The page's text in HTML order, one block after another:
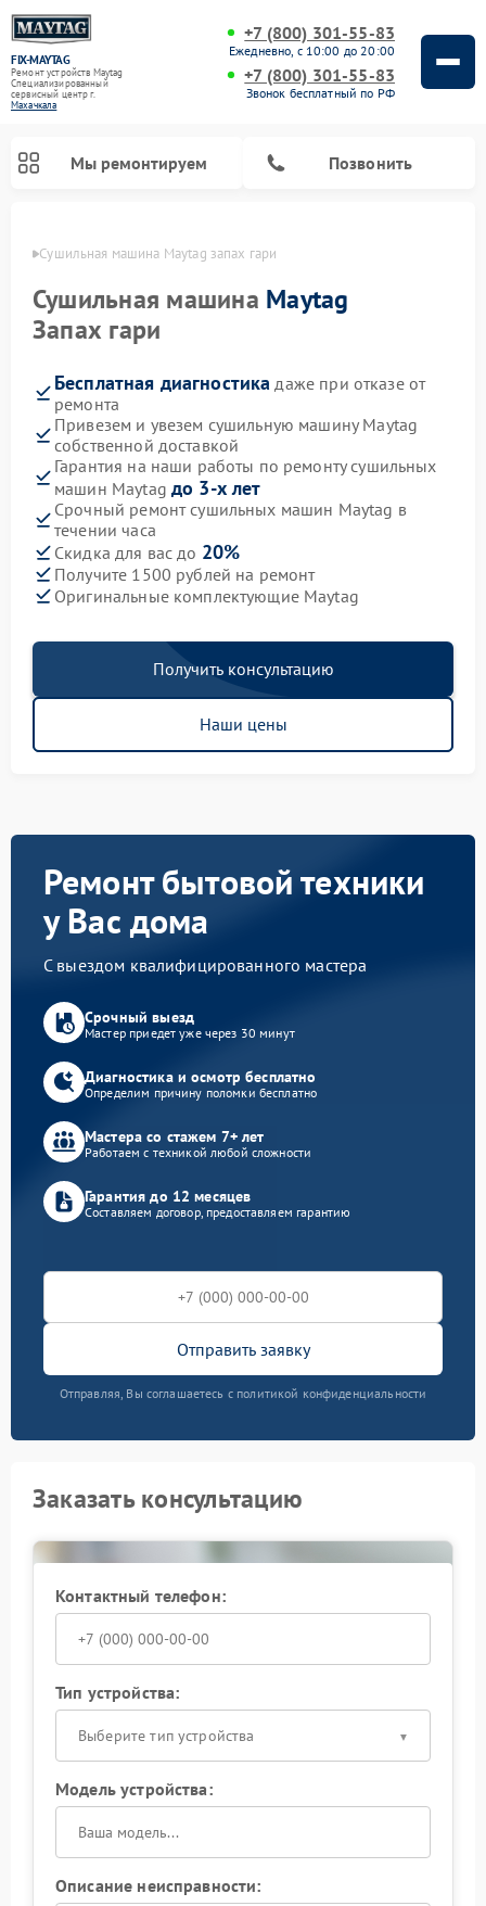
FIX-MAYTAG
Ремонт устройств Maytag
Специализированный
cервисный центр г.
Махачкала
+7 (800) 301-55-83
Ежедневно, с 10:00 до 20:00
+7 (800) 301-55-83
Звонок бесплатный по РФ
Мы ремонтируем Позвонить
Сушильная машина Maytag запах гари
Сушильная машина Maytag
Запах гари
Бесплатная диагностика даже при отказе от
ремонта
Привезем и увезем сушильную машину Maytag
собственной доставкой
Гарантия на наши работы по ремонту сушильных
машин Maytag до 3-х лет
Срочный ремонт сушильных машин Maytag в
течении часа
Скидка для вас до 20%
Получите 1500 рублей на ремонт
Оригинальные комплектующие Maytag
Получить консультацию
Наши цены
Ремонт бытовой техники
у Вас дома
С выездом квалифицированного мастера
Срочный выезд
Мастер приедет уже через 30 минут
Диагностика и осмотр бесплатно
Определим причину поломки бесплатно
Мастера со стажем 7+ лет
Работаем с техникой любой сложности
Гарантия до 12 месяцев
Составляем договор, предоставляем гарантию
Отправить заявку
Отправляя, Вы соглашаетесь с политикой конфиденциальности
Заказать консультацию
Контактный телефон:
Тип устройства:
Выберите тип устройства
Модель устройства:
Описание неисправности: